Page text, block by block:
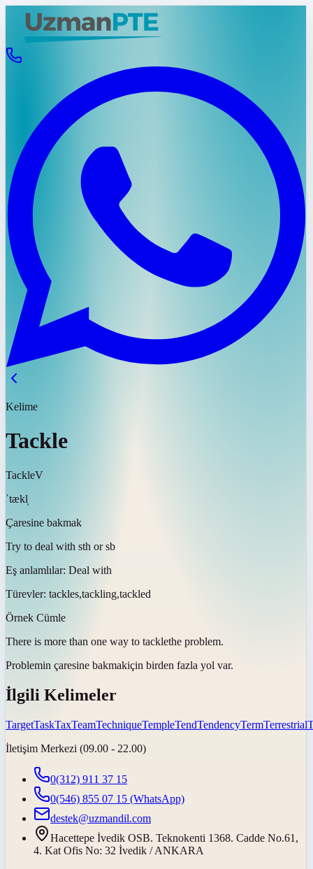
Kelime
Tackle
TackleV
ˈtækl̩
Çaresine bakmak
Try to deal with sth or sb
Eş anlamlılar: Deal with
Türevler: tackles,tackling,tackled
Örnek Cümle
There is more than one way to tacklethe problem.
Problemin çaresine bakmakiçin birden fazla yol var.
İlgili Kelimeler
TargetTaskTaxTeamTechniqueTempleTendTendencyTermTerrestrial
İletişim Merkezi (09.00 - 22.00)
0(312) 911 37 15
0(546) 855 07 15 (WhatsApp)
destek@uzmandil.com
Hacettepe İvedik OSB. Teknokenti 1368. Cadde No.61,
4. Kat Ofis No: 32 İvedik / ANKARA